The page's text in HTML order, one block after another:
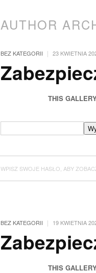
AUTHOR
BEZ KATEGORII | 23 KWIETNIA
THIS
WPISZ SWOJE HASŁO, ABY
BEZ KATEGORII | 19 KWIETNIA
THIS